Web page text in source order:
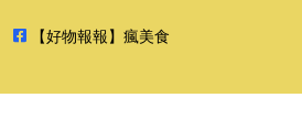
【好物報報】瘋美食